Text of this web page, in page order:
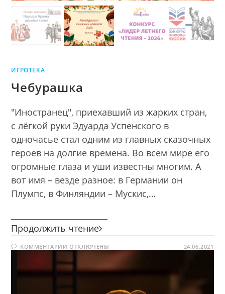
ИГРОТЕКА
Чебурашка
"Иностранец", приехавший из жарких стран,
с лёгкой руки Эдуарда Успенского в
одночасье стал одним из главных сказочных
героев на долгие времена. Во всем мире его
огромные глаза и уши известны многим. А
вот имя – везде разное: в Германии он
Плумпс, в Финляндии – Мускис,…
Продолжить чтение Чебурашка
КОММЕНТАРИИ К
ЗАПИСИ
ОТКЛЮЧЕНЫ 24.06.2021